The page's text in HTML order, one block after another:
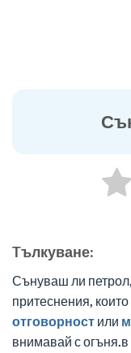
Tълкуване:
Сънуваш ли
притеснения,
отговорност или
внимавай с